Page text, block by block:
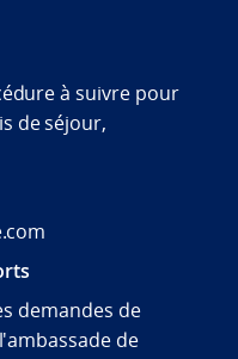
à suivre pour
de séjour,
demandes de
de